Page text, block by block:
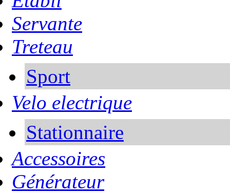
Servante
Treteau
Sport
Velo electrique
Stationnaire
Accessoires
Générateur